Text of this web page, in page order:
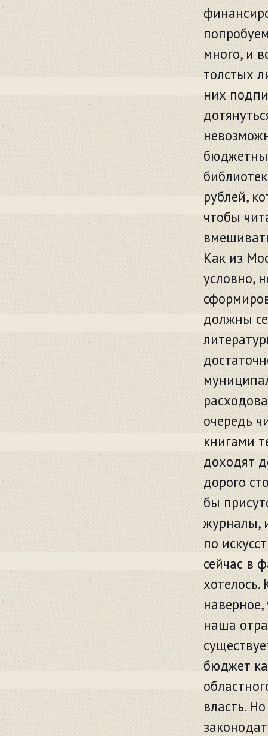
много, и
толстых
них
рублей,
чтобы
Как из
условно,
должны
очередь
книгами
доходят
дорого
бы
журналы,
по
сейчас в
наша
бюджет
власть.